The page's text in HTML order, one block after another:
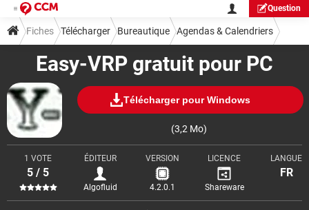
Question
Easy-VRP gratuit pour PC
Télécharger pour Windows
(3,2 Mo)
1 VOTE
5 / 5
ÉDITEUR
Algofluid
VERSION
4.2.0.1
LICENCE
Shareware
LANGUE
FR
Fiches Télécharger Bureautique Agendas & Calendriers